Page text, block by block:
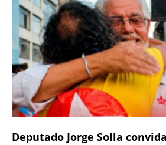
Deputado Jorge Solla